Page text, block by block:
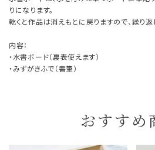
りになります。
乾くと作品は消えもとに戻りますので、繰り返
内容：
・水書ボード（裏表使えます）
・みずがきふで（書筆）
おすすめ